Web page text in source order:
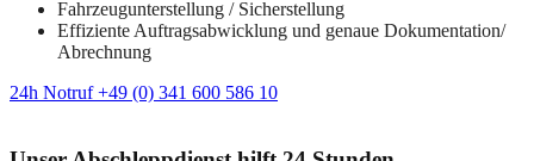
Fahrzeugunterstellung / Sicherstellung
Effiziente Auftragsabwicklung und genaue Dokumentation/
Abrechnung
24h Notruf +49 (0) 341 600 586 10